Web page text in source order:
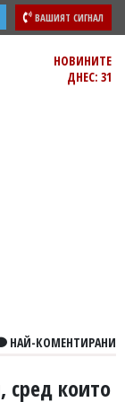
ВАШИЯТ СИГНАЛ
НОВИНИТЕ
ДНЕС: 31
НАЙ-КОМЕНТИРАНИ
сред които